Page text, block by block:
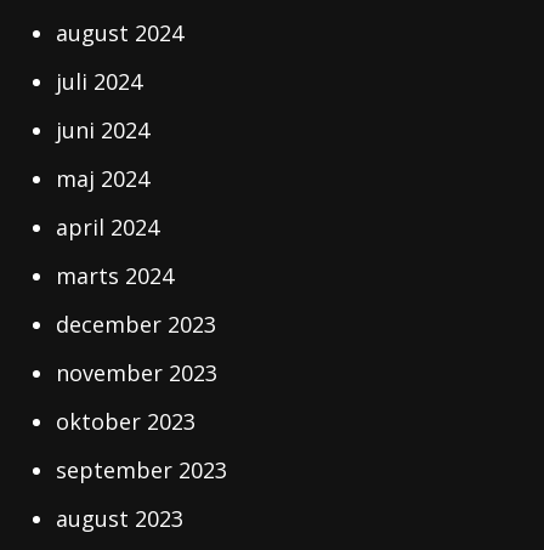
august 2024
juli 2024
juni 2024
maj 2024
april 2024
marts 2024
december 2023
november 2023
oktober 2023
september 2023
august 2023